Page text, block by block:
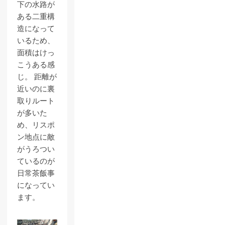
下の水路が
ある二重構
造になって
いるため、
面積はけっ
こうある感
じ。 距離が
近いのに裏
取りルート
が多いた
め、リスポ
ン地点に敵
がうろつい
ているのが
日常茶飯事
になってい
ます。